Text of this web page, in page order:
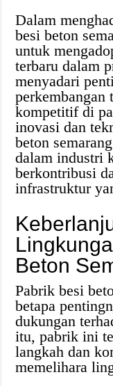
Dalam
besi beton
untuk
terbaru dalam
menyadari
perkembangan
kompetitif di
inovasi dan
beton
dalam industri
berkontribusi
infrastruktur
Beton
Pabrik besi
betapa
dukungan
itu, pabrik ini
langkah dan
memelihara